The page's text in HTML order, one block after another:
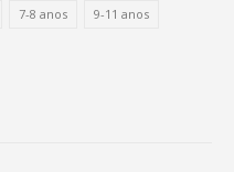
7-8 anos 9-11 anos